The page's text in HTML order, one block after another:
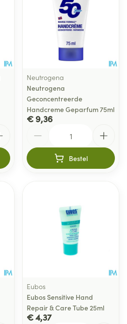
Neutrogena
Neutrogena
Geconcentreerde
Handcreme Geparfum 75ml
€ 9,36
Bestel
Eubos
Eubos Sensitive Hand
Repair & Care Tube 25ml
€ 4,37